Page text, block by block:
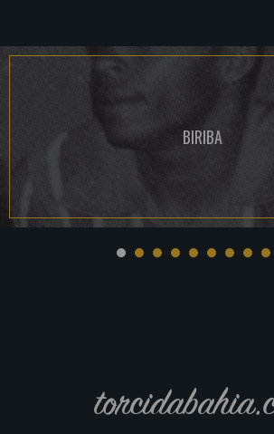
BIRIBA